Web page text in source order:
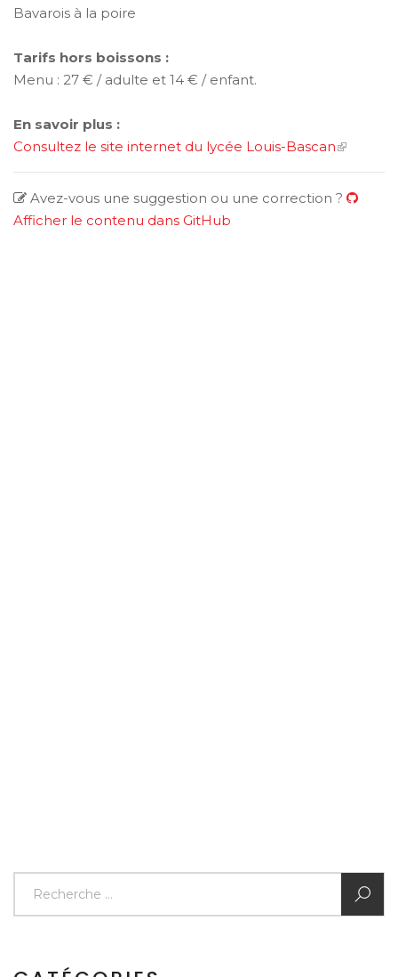
Bavarois à la poire
Tarifs hors boissons :
Menu : 27 € / adulte et 14 € / enfant.
En savoir plus :
Consultez le site internet du lycée Louis-Bascan
Avez-vous une suggestion ou une correction ?
Afficher le contenu dans GitHub